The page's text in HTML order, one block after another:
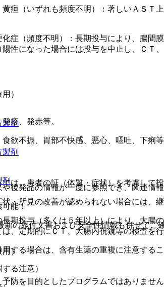
）
製剤
製剤
剤
用）
疸（いずれも頻度不明）：著しいＡＳＴ
症（頻度不明）：長期投与により、腸間
性になった場合には投与を中止し、Ｃ
疹、発赤等。
欲不振、胃部不快感、悪心、嘔吐、下痢等
は、患者の証（体質・症状）を考慮して投
・所見の改善が認められない場合には、
期投与（多くは５年以上）により、大腸
、定期的にＣＴ、大腸内視鏡等の検査を
する場合は、含有生薬の重複に注意するこ
る注意）
後発品の情報が一度に参照でき、関連情
能！
の添付文書および安全性情報も併せてご
防を目的としたプログラムではありません